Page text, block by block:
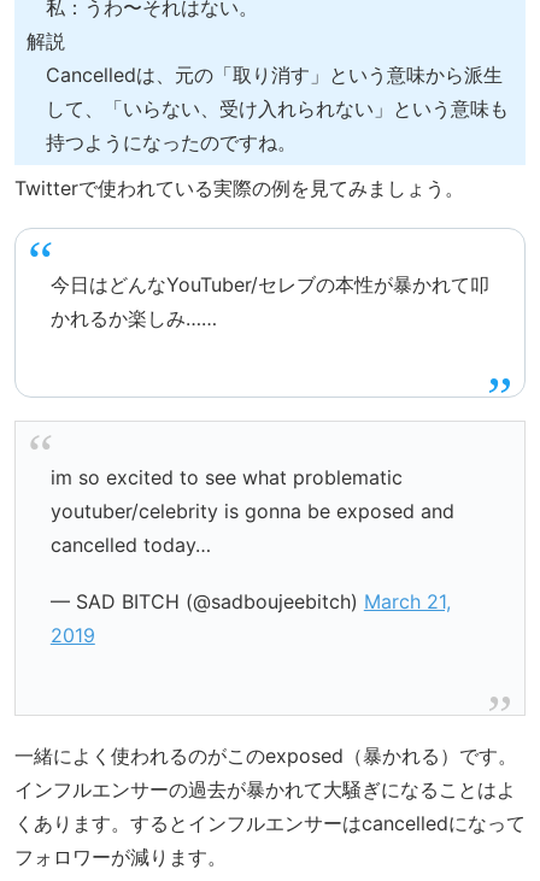
私：うわ〜それはない。
解説
Cancelledは、元の「取り消す」という意味から派生
して、「いらない、受け入れられない」という意味も
持つようになったのですね。
Twitterで使われている実際の例を見てみましょう。
今日はどんなYouTuber/セレブの本性が暴かれて叩
かれるか楽しみ……
im so excited to see what problematic
youtuber/celebrity is gonna be exposed and
cancelled today…
— SAD BITCH (@sadboujeebitch) March 21,
2019
一緒によく使われるのがこのexposed（暴かれる）です。
インフルエンサーの過去が暴かれて大騒ぎになることはよ
くあります。するとインフルエンサーはcancelledになって
フォロワーが減ります。